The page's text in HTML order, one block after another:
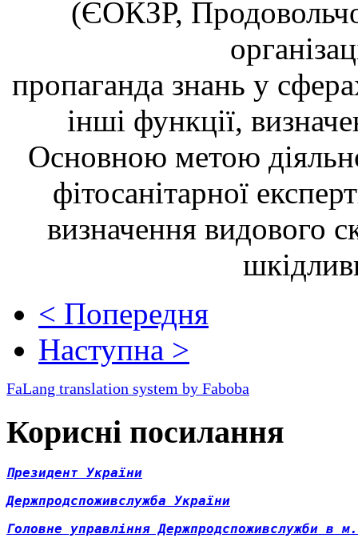
(ЄОКЗР,
пропаганда знань у
інші функції,
Основною метою
фітосанітарної
визначення видового
< Попередня
Наступна >
FaLang translation system by Faboba
Корисні посилання
Президент України
Держпродспоживслужба України
Головне управління Держпродспоживслужби в